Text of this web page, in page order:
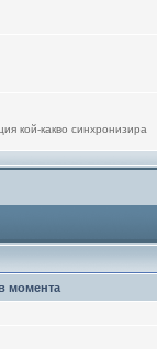
кой-какво синхронизира
момента